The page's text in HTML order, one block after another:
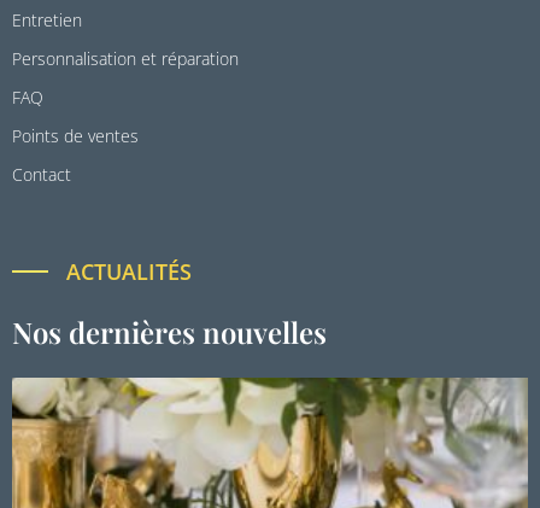
Entretien
Personnalisation et réparation
FAQ
Points de ventes
Contact
ACTUALITÉS
Nos dernières nouvelles